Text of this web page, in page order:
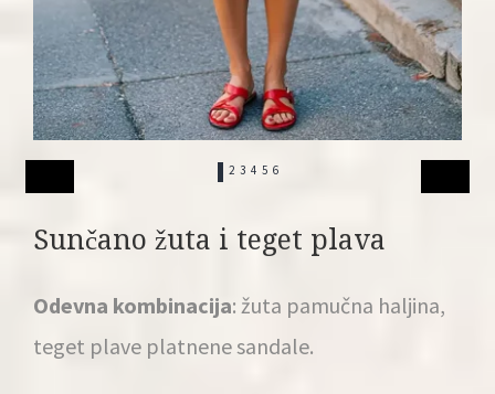
2 3 4 5 6
Sunčano žuta i teget plava
Odevna kombinacija: žuta pamučna haljina,
teget plave platnene sandale.